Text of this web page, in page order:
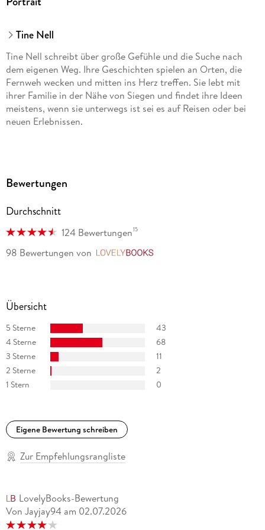
Tine Nell
Tine Nell schreibt über große Gefühle und die Suche nach
dem eigenen Weg. Ihre Geschichten spielen an Orten, die
Fernweh wecken und mitten ins Herz treffen. Sie lebt mit
ihrer Familie in der Nähe von Siegen und findet ihre Ideen
meistens, wenn sie unterwegs ist sei es auf Reisen oder bei
neuen Erlebnissen.
Bewertungen
Durchschnitt
124 Bewertungen15
98 Bewertungen von
Übersicht
5 Sterne
43
4 Sterne
68
3 Sterne
11
2 Sterne
2
1 Stern
0
Eigene Bewertung schreiben
Zur Empfehlungsrangliste
LovelyBooks-Bewertung
Von Jayjay94 am 02.07.2026